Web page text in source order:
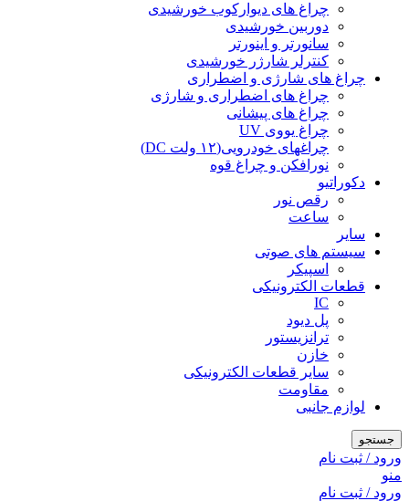
چراغ های دیوارکوب خورشیدی
دوربین خورشیدی
سانورتر و اینورتر
کنترلر شارژر خورشیدی
چراغ های شارژی و اضطراری
چراغ های اضطراری و شارژی
چراغ های پیشانی
چراغ یووی UV
چراغهای خودرویی(۱۲ ولت DC)
نورافکن و چراغ قوه
دکوراتیو
رقص نور
ساعت
سایر
سیستم های صوتی
اسپیکر
قطعات الکترونیکی
IC
پل دیود
ترانزیستور
خازن
سایر قطعات الکترونیکی
مقاومت
لوازم جانبی
جستجو
ورود / ثبت نام
منو
ورود / ثبت نام